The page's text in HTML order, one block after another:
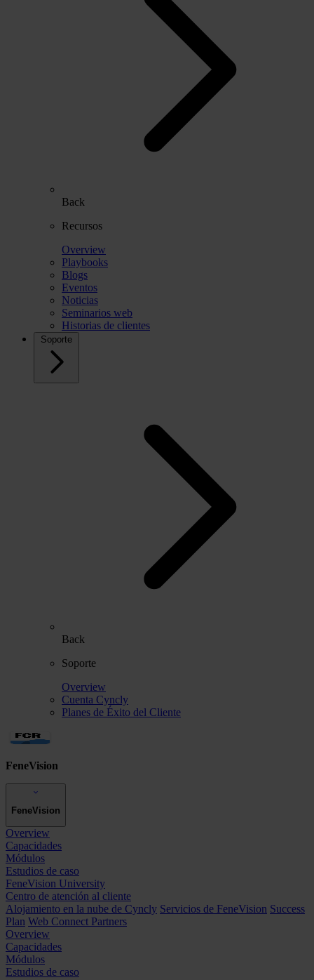
Back
Recursos
Overview
Playbooks
Blogs
Eventos
Noticias
Seminarios web
Historias de clientes
Soporte
Back
Soporte
Overview
Cuenta Cyncly
Planes de Éxito del Cliente
FeneVision
FeneVision
Overview
Capacidades
Módulos
Estudios de caso
FeneVision University
Centro de atención al cliente
Alojamiento en la nube de Cyncly Servicios de FeneVision Success
Plan Web Connect Partners
Overview
Capacidades
Módulos
Estudios de caso